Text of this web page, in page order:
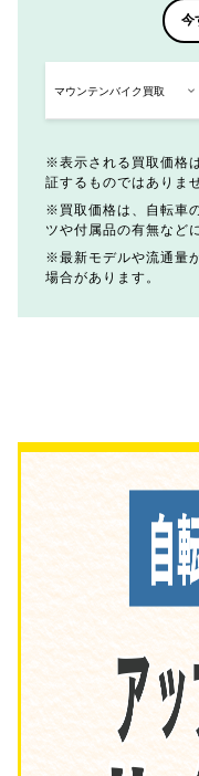
今
表示される買取価格
証するものではありま
買取価格は、自転車
ツや付属品の有無など
最新モデルや流通量
場合があります。